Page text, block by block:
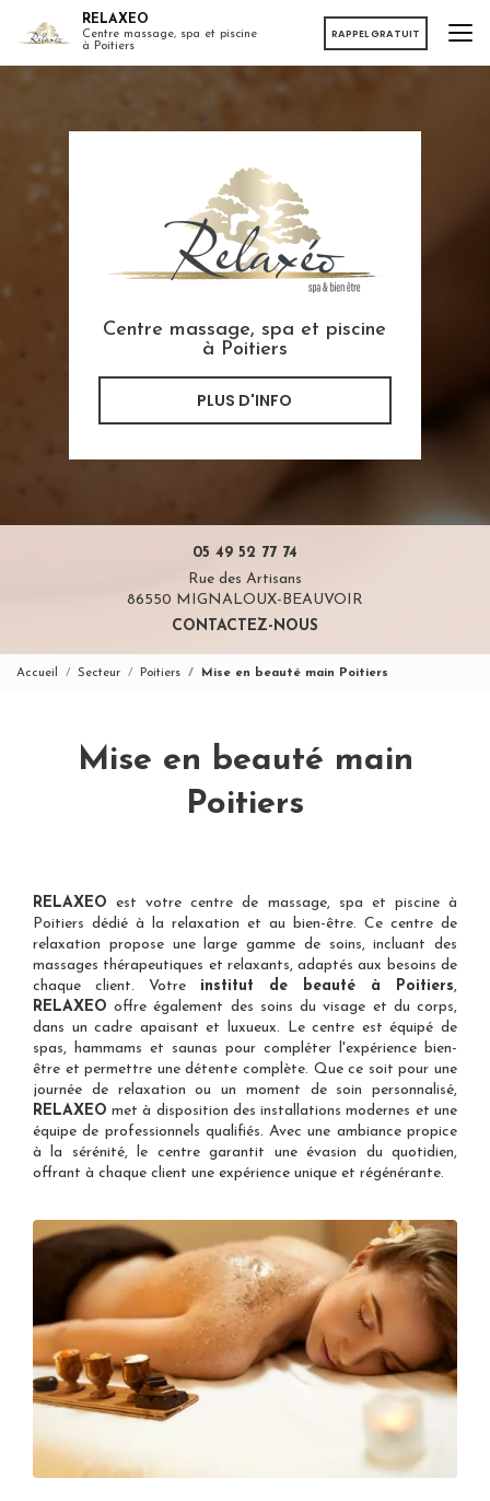
RELAXEO
Centre massage, spa et piscine
à Poitiers
RAPPEL GRATUIT
Centre massage, spa et piscine
à Poitiers
PLUS D'INFO
05 49 52 77 74
Rue des Artisans
86550 MIGNALOUX-BEAUVOIR
CONTACTEZ-NOUS
Accueil Secteur Poitiers Mise en beauté main Poitiers
Mise en beauté main
Poitiers
RELAXEO est votrecentre de massage, spa et piscine à
Poitiers dédié à la relaxation et au bien-être. Ce centre de
relaxation propose une large gamme de soins, incluant des
massages thérapeutiques et relaxants, adaptés aux besoins de
chaque client. Votre institut de beauté à Poitiers,
RELAXEO offre également des soins du visage et du corps,
dans un cadre apaisant et luxueux. Le centre est équipé de
spas, hammams et saunas pour compléter l'expérience bien-
être et permettre une détente complète. Que ce soit pour une
journée de relaxation ou un moment de soin personnalisé,
RELAXEO met à disposition des installations modernes et une
équipe de professionnels qualifiés. Avec une ambiance propice
à la sérénité, le centre garantit une évasion du quotidien,
offrant à chaque client une expérience unique et régénérante.